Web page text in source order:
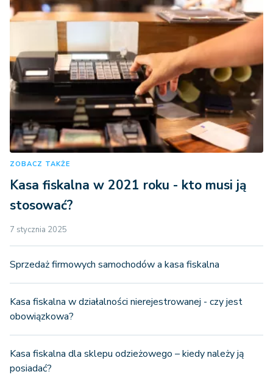
ZOBACZ TAKŻE
Kasa fiskalna w 2021 roku - kto musi ją
stosować?
7 stycznia 2025
Sprzedaż firmowych samochodów a kasa fiskalna
Kasa fiskalna w działalności nierejestrowanej - czy jest
obowiązkowa?
Kasa fiskalna dla sklepu odzieżowego – kiedy należy ją
posiadać?